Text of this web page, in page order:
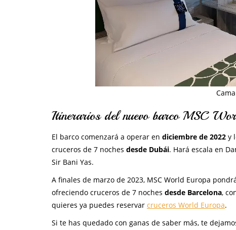
Itinerarios del nuevo barco MSC
El barco comenzará a operar en diciembre de 2022 y
cruceros de 7 noches desde Dubái. Hará escala en
Sir Bani Yas.
A finales de marzo de 2023, MSC World Europa
ofreciendo cruceros de 7 noches desde Barcelona,
quieres ya puedes reservar cruceros World Europa.
Si te has quedado con ganas de saber más, te